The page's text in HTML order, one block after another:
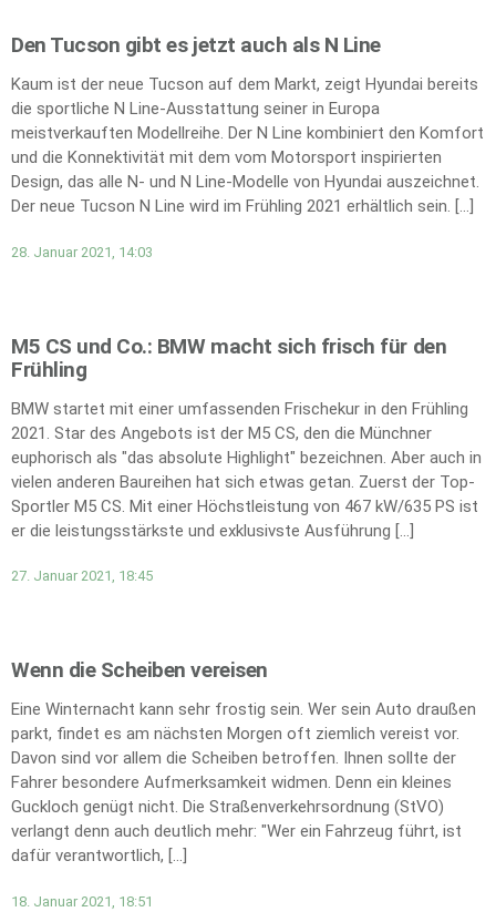
Den Tucson gibt es jetzt auch als N Line
Kaum ist der neue Tucson auf dem Markt, zeigt Hyundai bereits
die sportliche N Line-Ausstattung seiner in Europa
meistverkauften Modellreihe. Der N Line kombiniert den Komfort
und die Konnektivität mit dem vom Motorsport inspirierten
Design, das alle N- und N Line-Modelle von Hyundai auszeichnet.
Der neue Tucson N Line wird im Frühling 2021 erhältlich sein. […]
28. Januar 2021, 14:03
M5 CS und Co.: BMW macht sich frisch für den
Frühling
BMW startet mit einer umfassenden Frischekur in den Frühling
2021. Star des Angebots ist der M5 CS, den die Münchner
euphorisch als "das absolute Highlight" bezeichnen. Aber auch in
vielen anderen Baureihen hat sich etwas getan. Zuerst der Top-
Sportler M5 CS. Mit einer Höchstleistung von 467 kW/635 PS ist
er die leistungsstärkste und exklusivste Ausführung […]
27. Januar 2021, 18:45
Wenn die Scheiben vereisen
Eine Winternacht kann sehr frostig sein. Wer sein Auto draußen
parkt, findet es am nächsten Morgen oft ziemlich vereist vor.
Davon sind vor allem die Scheiben betroffen. Ihnen sollte der
Fahrer besondere Aufmerksamkeit widmen. Denn ein kleines
Guckloch genügt nicht. Die Straßenverkehrsordnung (StVO)
verlangt denn auch deutlich mehr: "Wer ein Fahrzeug führt, ist
dafür verantwortlich, […]
18. Januar 2021, 18:51